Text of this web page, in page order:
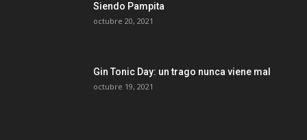
Siendo Pampita
octubre 20, 2021
Gin Tonic Day: un trago nunca viene mal
octubre 19, 2021